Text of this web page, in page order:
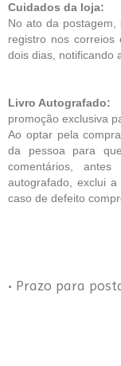
Cuidados da loja:
No ato da postagem,
registro nos correios
dois dias, notificando
Livro Autografado:
promoção exclusiva
Ao optar pela
da pessoa para
comentários,
autografado, exclui
caso de defeito
• Prazo para